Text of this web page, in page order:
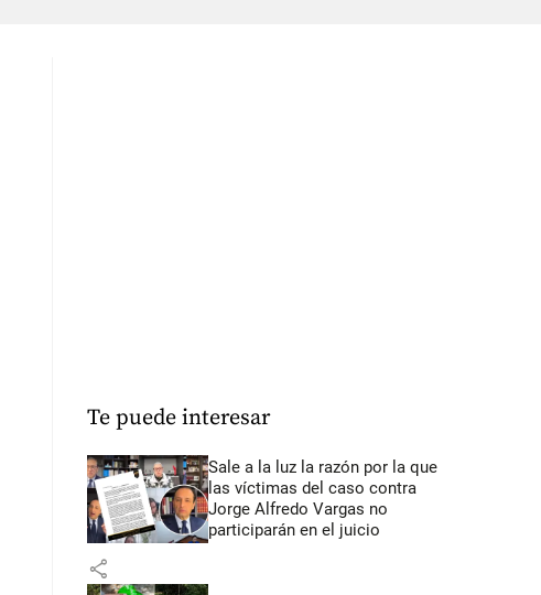
Te puede interesar
Sale a la luz la razón por la que
las víctimas del caso contra
Jorge Alfredo Vargas no
participarán en el juicio
share